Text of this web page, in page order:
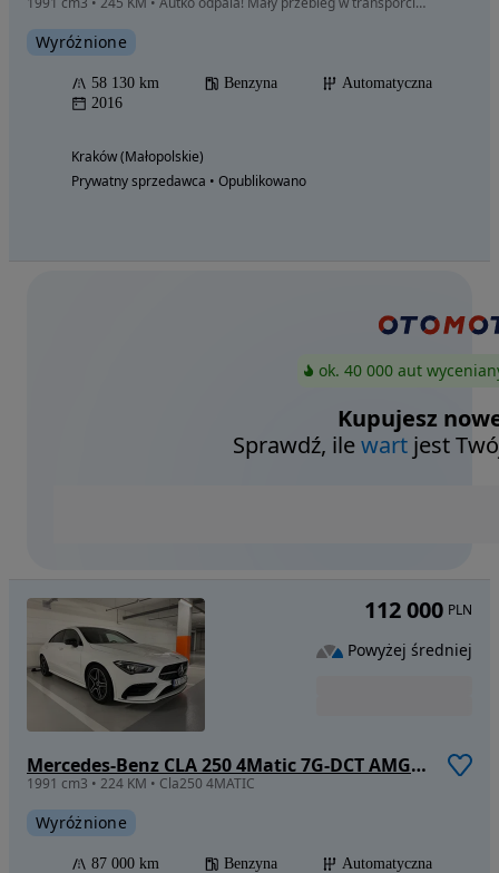
Wyróżnione
58 130 km Benzyna
Automatyczna
2016
Kraków (Małopolskie)
Prywatny sprzedawca • Opublikowano
ok. 40 000 aut
Kupujesz
Sprawdź, ilewart jest
Mercedes-Benz CLA 250 4Matic 7G-DCT AMG Line
1991 cm3 • 224 KM • Cla250 4MATIC
Wyróżnione
87 000 km Benzyna
Automatyczna
112 000 PLN
Powyżej średniej